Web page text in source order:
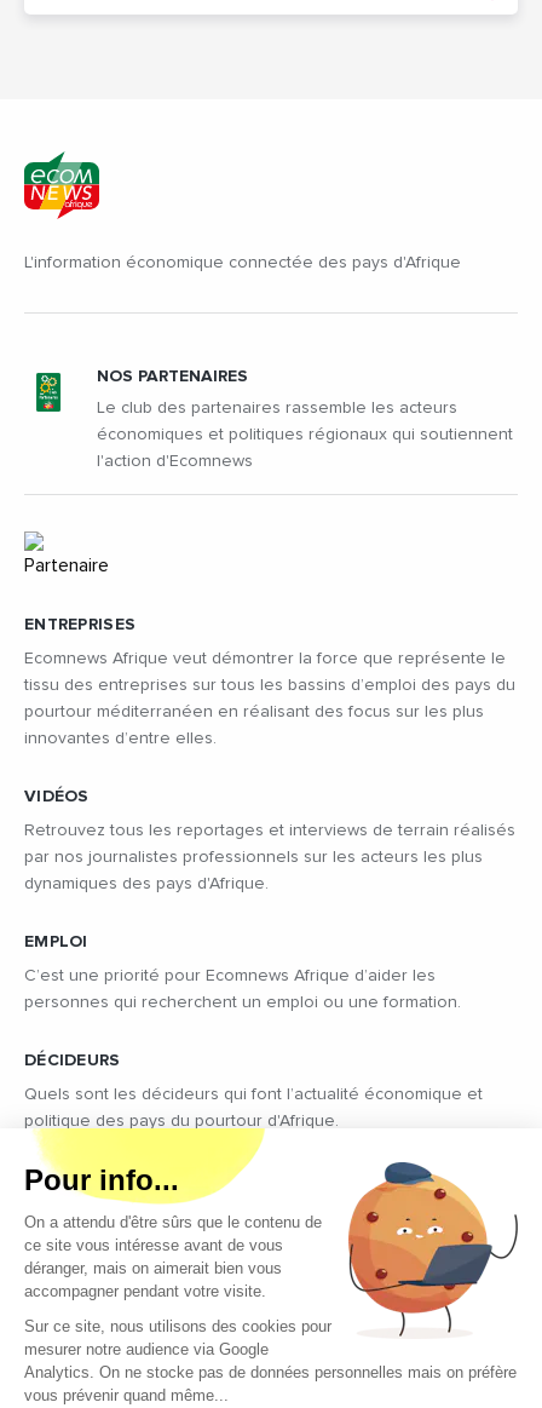
L'information économique connectée des pays d'Afrique
ENTREPRISES
Ecomnews Afrique veut démontrer la force que représente le
tissu des entreprises sur tous les bassins d’emploi des pays du
pourtour méditerranéen en réalisant des focus sur les plus
innovantes d’entre elles.
VIDÉOS
Retrouvez tous les reportages et interviews de terrain réalisés
par nos journalistes professionnels sur les acteurs les plus
dynamiques des pays d'Afrique.
EMPLOI
C’est une priorité pour Ecomnews Afrique d’aider les
personnes qui recherchent un emploi ou une formation.
DÉCIDEURS
Quels sont les décideurs qui font l’actualité économique et
politique des pays du pourtour d'Afrique.
NOS PARTENAIRES
Le club des partenaires rassemble les acteurs
économiques et politiques régionaux qui soutiennent
l'action d'Ecomnews
Copyright © 2026 - Tous droits réservés
Qui sommes-nous ?